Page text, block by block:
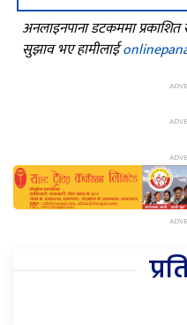
अनलाइनपाना डटकममा प्रकाशित
सुझाव भए हामीलाई